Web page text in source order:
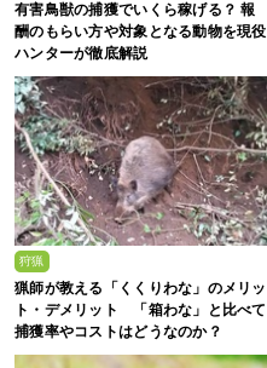
有害鳥獣の捕獲でいくら稼げる？ 報
酬のもらい方や対象となる動物を現役
ハンターが徹底解説
狩猟
猟師が教える「くくりわな」のメリッ
ト・デメリット 「箱わな」と比べて
捕獲率やコストはどうなのか？